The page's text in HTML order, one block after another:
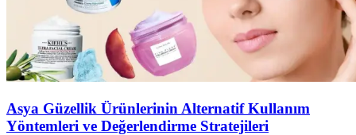
Asya Güzellik Ürünlerinin Alternatif Kullanım
Yöntemleri ve Değerlendirme Stratejileri